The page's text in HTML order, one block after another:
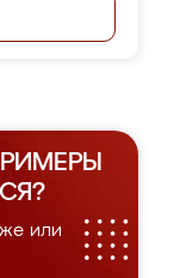
или